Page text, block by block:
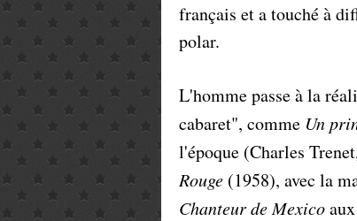
français et a touché à
polar.
L'homme passe à la
cabaret", comme Un
l'époque (Charles
Rouge (1958), avec la
Chanteur de Mexico